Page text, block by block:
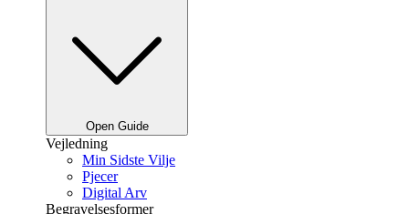
Open Guide
Vejledning
Min Sidste Vilje
Pjecer
Digital Arv
Begravelsesformer